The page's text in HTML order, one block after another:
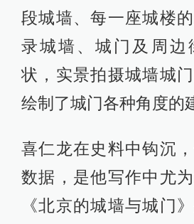
段城墙、每一座城楼
录城墙、城门及周边
状，实景拍摄城墙城
绘制了城门各种角度的
喜仁龙在史料中钩沉
数据，是他写作中尤
《北京的城墙与城门